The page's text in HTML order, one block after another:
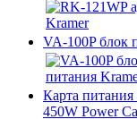
VA-100P блок
Карта
450W Power